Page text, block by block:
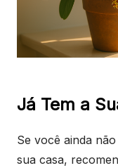
Já Tem a
Se você ainda
sua casa,